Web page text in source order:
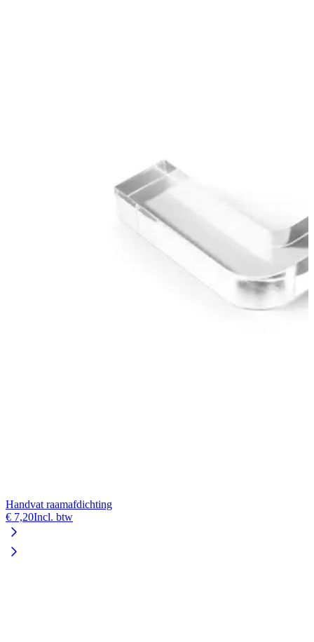
Handvat raamafdichting
€ 7,20Incl. btw